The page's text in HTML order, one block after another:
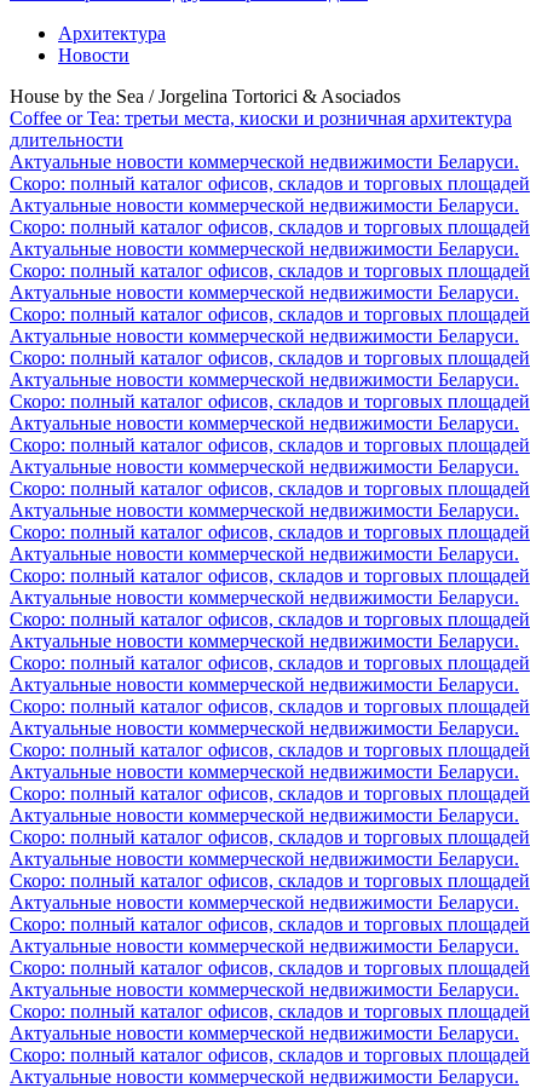
Архитектура
Новости
House by the Sea / Jorgelina Tortorici & Asociados
Coffee or Tea: третьи места, киоски и розничная архитектура
длительности
Актуальные новости коммерческой недвижимости Беларуси.
Скоро: полный каталог офисов, складов и торговых площадей
Актуальные новости коммерческой недвижимости Беларуси.
Скоро: полный каталог офисов, складов и торговых площадей
Актуальные новости коммерческой недвижимости Беларуси.
Скоро: полный каталог офисов, складов и торговых площадей
Актуальные новости коммерческой недвижимости Беларуси.
Скоро: полный каталог офисов, складов и торговых площадей
Актуальные новости коммерческой недвижимости Беларуси.
Скоро: полный каталог офисов, складов и торговых площадей
Актуальные новости коммерческой недвижимости Беларуси.
Скоро: полный каталог офисов, складов и торговых площадей
Актуальные новости коммерческой недвижимости Беларуси.
Скоро: полный каталог офисов, складов и торговых площадей
Актуальные новости коммерческой недвижимости Беларуси.
Скоро: полный каталог офисов, складов и торговых площадей
Актуальные новости коммерческой недвижимости Беларуси.
Скоро: полный каталог офисов, складов и торговых площадей
Актуальные новости коммерческой недвижимости Беларуси.
Скоро: полный каталог офисов, складов и торговых площадей
Актуальные новости коммерческой недвижимости Беларуси.
Скоро: полный каталог офисов, складов и торговых площадей
Актуальные новости коммерческой недвижимости Беларуси.
Скоро: полный каталог офисов, складов и торговых площадей
Актуальные новости коммерческой недвижимости Беларуси.
Скоро: полный каталог офисов, складов и торговых площадей
Актуальные новости коммерческой недвижимости Беларуси.
Скоро: полный каталог офисов, складов и торговых площадей
Актуальные новости коммерческой недвижимости Беларуси.
Скоро: полный каталог офисов, складов и торговых площадей
Актуальные новости коммерческой недвижимости Беларуси.
Скоро: полный каталог офисов, складов и торговых площадей
Актуальные новости коммерческой недвижимости Беларуси.
Скоро: полный каталог офисов, складов и торговых площадей
Актуальные новости коммерческой недвижимости Беларуси.
Скоро: полный каталог офисов, складов и торговых площадей
Актуальные новости коммерческой недвижимости Беларуси.
Скоро: полный каталог офисов, складов и торговых площадей
Актуальные новости коммерческой недвижимости Беларуси.
Скоро: полный каталог офисов, складов и торговых площадей
Актуальные новости коммерческой недвижимости Беларуси.
Скоро: полный каталог офисов, складов и торговых площадей
Актуальные новости коммерческой недвижимости Беларуси.